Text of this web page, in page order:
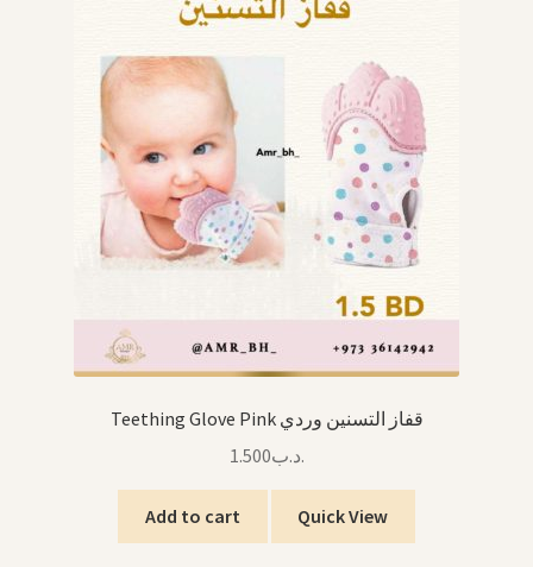
Teething Glove Pink قفاز التسنين وردي
.د.ب1.500
Add to cart Quick View